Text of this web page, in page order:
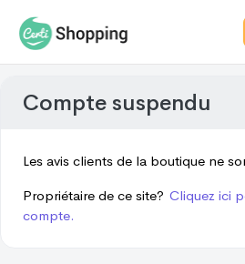
Compte suspendu
Les avis clients de la boutique ne
Propriétaire de ce site? Cliquez ici
compte.